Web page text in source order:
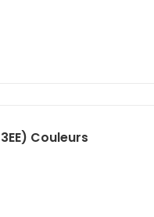
Couleurs